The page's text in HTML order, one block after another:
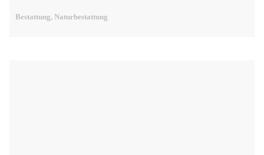
Bestattung, Naturbestattung